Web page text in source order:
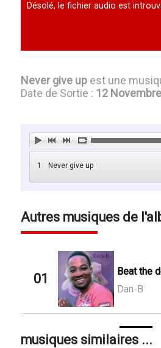
Désolé, le fichier audio est
Never give upest une
Date de Sortie : 12
1 Never give up
Autres musiques de
01
Beat the
Dan-B
musiques similaires ...